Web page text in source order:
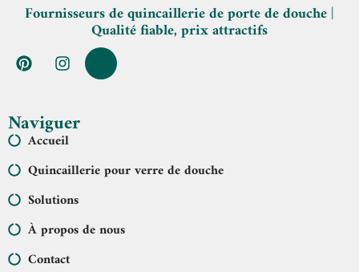
Fournisseurs de quincaillerie de porte de douche |
Qualité fiable, prix attractifs
Naviguer
Accueil
Quincaillerie pour verre de douche
Solutions
À propos de nous
Contact